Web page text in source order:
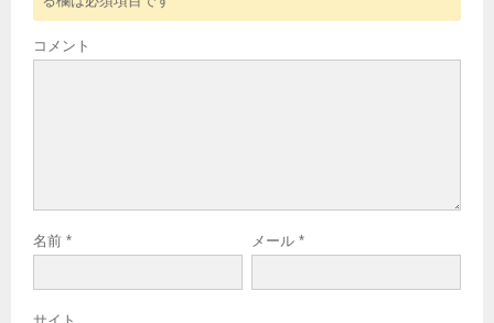
コメント
名前 * メール *